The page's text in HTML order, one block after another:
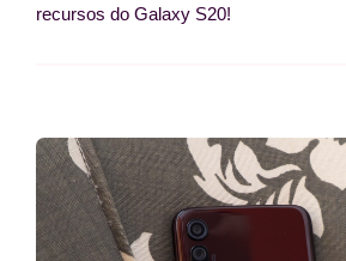
recursos do Galaxy S20!